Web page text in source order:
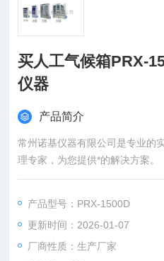
买人工气候箱PRX-
仪器
产品简介
常州诺基仪器有限公司是专业的
理专家，为您提供*的解决方案。
产品型号：PRX-1500D
更新时间：2026-01-07
厂商性质：生产厂家